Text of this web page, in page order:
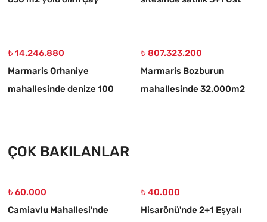
₺ 14.246.880
Marmaris Orhaniye
mahallesinde denize 100
₺ 807.323.200
Marmaris Bozburun
mahallesinde 32.000m2
ÇOK BAKILANLAR
₺ 60.000
Camiavlu Mahallesi'nde
₺ 40.000
Hisarönü'nde 2+1 Eşyalı